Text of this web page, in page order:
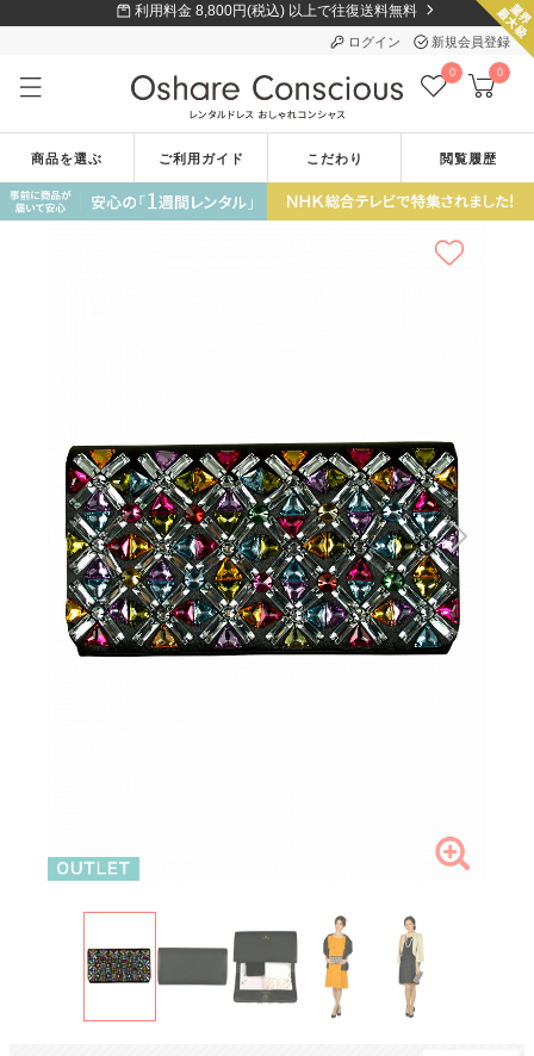
利用料金 8,800円(税込) 以上で往復送料無料
ログイン 新規会員登録
0 0
商品を選ぶ ご利用ガイド こだわり 閲覧履歴